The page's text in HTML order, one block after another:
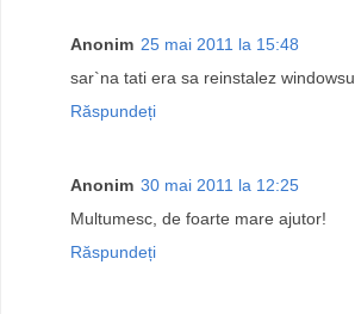
Anonim 25 mai 2011 la 15:48
sar`na tati era sa reinstalez windowsu
Răspundeți
Anonim 30 mai 2011 la 12:25
Multumesc, de foarte mare ajutor!
Răspundeți